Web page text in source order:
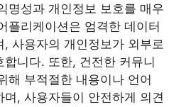
명성과 개인정보 보호를 매우
플리케이션은 엄격한 데이터
, 사용자의 개인정보가 외부로
니다. 또한, 건전한 커뮤니
해 부적절한 내용이나 언어
, 사용자들이 안전하게 의견